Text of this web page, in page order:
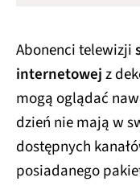
Abonenci telewizji
internetowejz
mogą oglądać
dzień nie mają w
dostępnych
posiadanego